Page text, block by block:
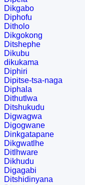
Dikgabo
Diphofu
Ditholo
Dikgokong
Ditshephe
Dikubu
dikukama
Diphiri
Dipitse-tsa-naga
Diphala
Dithutlwa
Ditshukudu
Digwagwa
Digogwane
Dinkgatapane
Dikgwatlhe
Ditlhware
Dikhudu
Digagabi
Ditshidinyana